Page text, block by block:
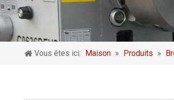
Vous êtes ici: Maison » Produits »